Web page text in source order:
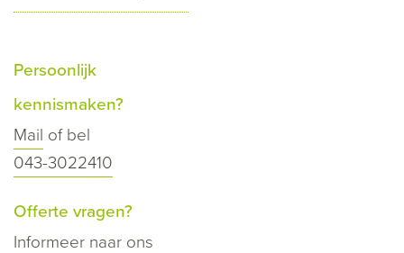
Persoonlijk
kennismaken?
Mail of bel
043-3022410
Offerte vragen?
Informeer naar ons